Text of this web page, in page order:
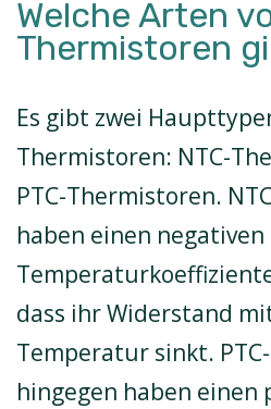
Welche Arten
Thermistoren
Es gibt zwei
Thermistoren: NTC-
PTC-Thermistoren.
haben einen negativen
dass ihr Widerstand
Temperatur sinkt.
hingegen haben einen